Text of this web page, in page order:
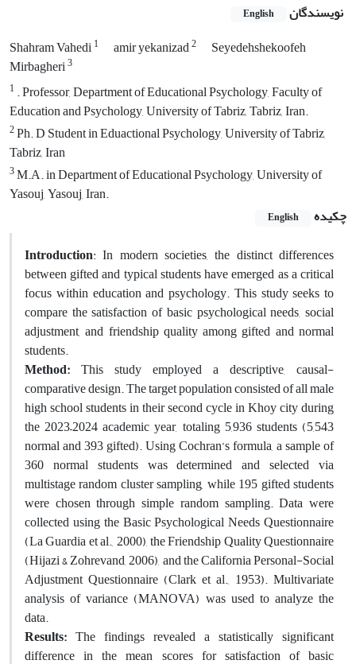
نویسندگان English
Shahram Vahedi1 amir yekanizad2
Seyedehshekoofeh
Mirbagheri3
1 . Professor, Department of Educational Psychology, Faculty of
Education and Psychology, University of Tabriz, Tabriz, Iran.
2Ph. D Student in Eduactional Psychology, University of Tabriz,
Tabriz, Iran
3M.A. in Department of Educational Psychology, University of
Yasouj, Yasouj, Iran.
چکیده
English
Introduction: In modern societies, the distinct differences
between gifted and typical students have emerged as a critical
focus within education and psychology. This study seeks to
compare the satisfaction of basic psychological needs, social
adjustment, and friendship quality among gifted and normal
students.
Method: This study employed a descriptive, causal-
comparative design. The target population consisted of all male
high school students in their second cycle in Khoy city during
the 2023–2024 academic year, totaling 5,936 students (5,543
normal and 393 gifted). Using Cochran’s formula, a sample of
360 normal students was determined and selected via
multistage random cluster sampling, while 195 gifted students
were chosen through simple random sampling. Data were
collected using the Basic Psychological Needs Questionnaire
(La Guardia et al., 2000), the Friendship Quality Questionnaire
(Hijazi & Zohrevand, 2006), and the California Personal-Social
Adjustment Questionnaire (Clark et al., 1953). Multivariate
analysis of variance (MANOVA) was used to analyze the
data.
Results: The findings revealed a statistically significant
difference in the mean scores for satisfaction of basic